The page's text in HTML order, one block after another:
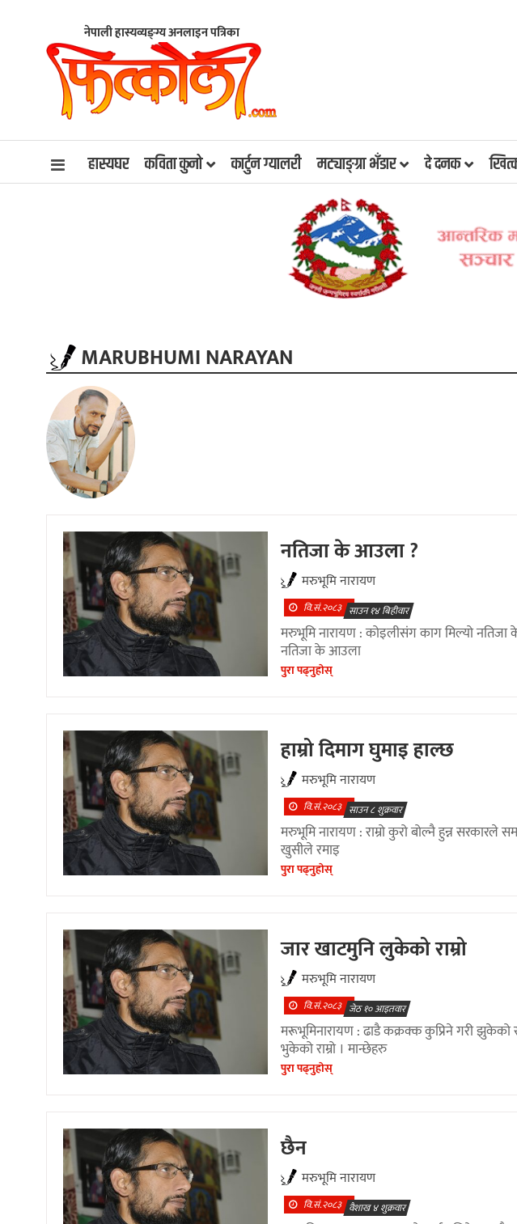
नेपाली हास्यव्यङ्ग्य अनलाइन पत्रिका
हास्यघर कविता कुनो कार्टुन ग्यालरी मट्याङ्ग्रा भँडार दे दनक
MARUBHUMI NARAYAN
नतिजा के आउला ?
मरुभूमि नारायण
वि.सं.२०८३ साउन १४ बिहीवार
मरुभूमि नारायण : कोइलीसंग काग मिल्यो
नतिजा के आउला
पुरा पढ्नुहाेस्
हाम्रो दिमाग घुमाइ हाल्छ
मरुभूमि नारायण
वि.सं.२०८३ साउन ८ शुक्रवार
मरुभूमि नारायण : राम्रो कुरो बोल्नै हुन्न सरकारले
खुसीले रमाइ
पुरा पढ्नुहाेस्
जार खाटमुनि लुकेको राम्रो
मरुभूमि नारायण
वि.सं.२०८३ जेठ १० आइतवार
मरूभूमिनारायण : ढाडै कक्रक्क कुप्रिने गरी झुकेको
भुकेको राम्रो । मान्छेहरु
पुरा पढ्नुहाेस्
छैन
मरुभूमि नारायण
वि.सं.२०८३ वैशाख ४ शुक्रवार